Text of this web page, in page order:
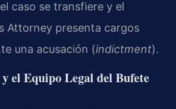
caso se transfiere y el
Attorney presenta cargos
una acusación (indictment).
el Equipo Legal del Bufete